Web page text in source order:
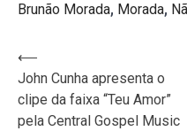
Brunão Morada, Morada,
Navegação
de
Post
⟵
John Cunha apresenta o
clipe da faixa “Teu Amor”
pela Central Gospel Music